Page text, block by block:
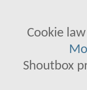
Cookie
Shoutbox